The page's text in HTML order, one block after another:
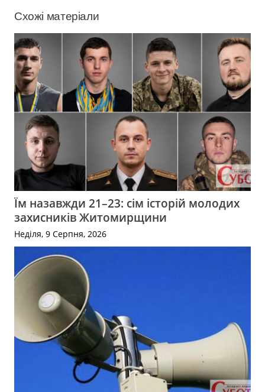
Схожі матеріали
Їм назавжди 21–23: сім історій молодих
захисників Житомирщини
Неділя, 9 Серпня, 2026